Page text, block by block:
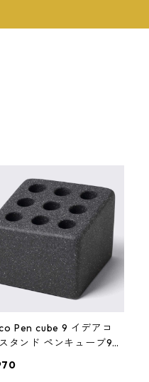
Pen cube 9 イデアコ
タンド ペンキューブ9